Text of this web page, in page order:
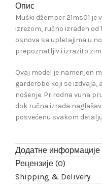
Опис
Muški džemper 21ms01
izrezom, ručno izrađen od
osnova sa upletajima u
prepoznatljiv i izrazito
Ovaj model je namenjen
garderobe koji se
nošenje. Prirodna vuna
dok ručna izrada
posvećenu svakom
Додатне информације
Рецензије (0)
Shipping & Delivery